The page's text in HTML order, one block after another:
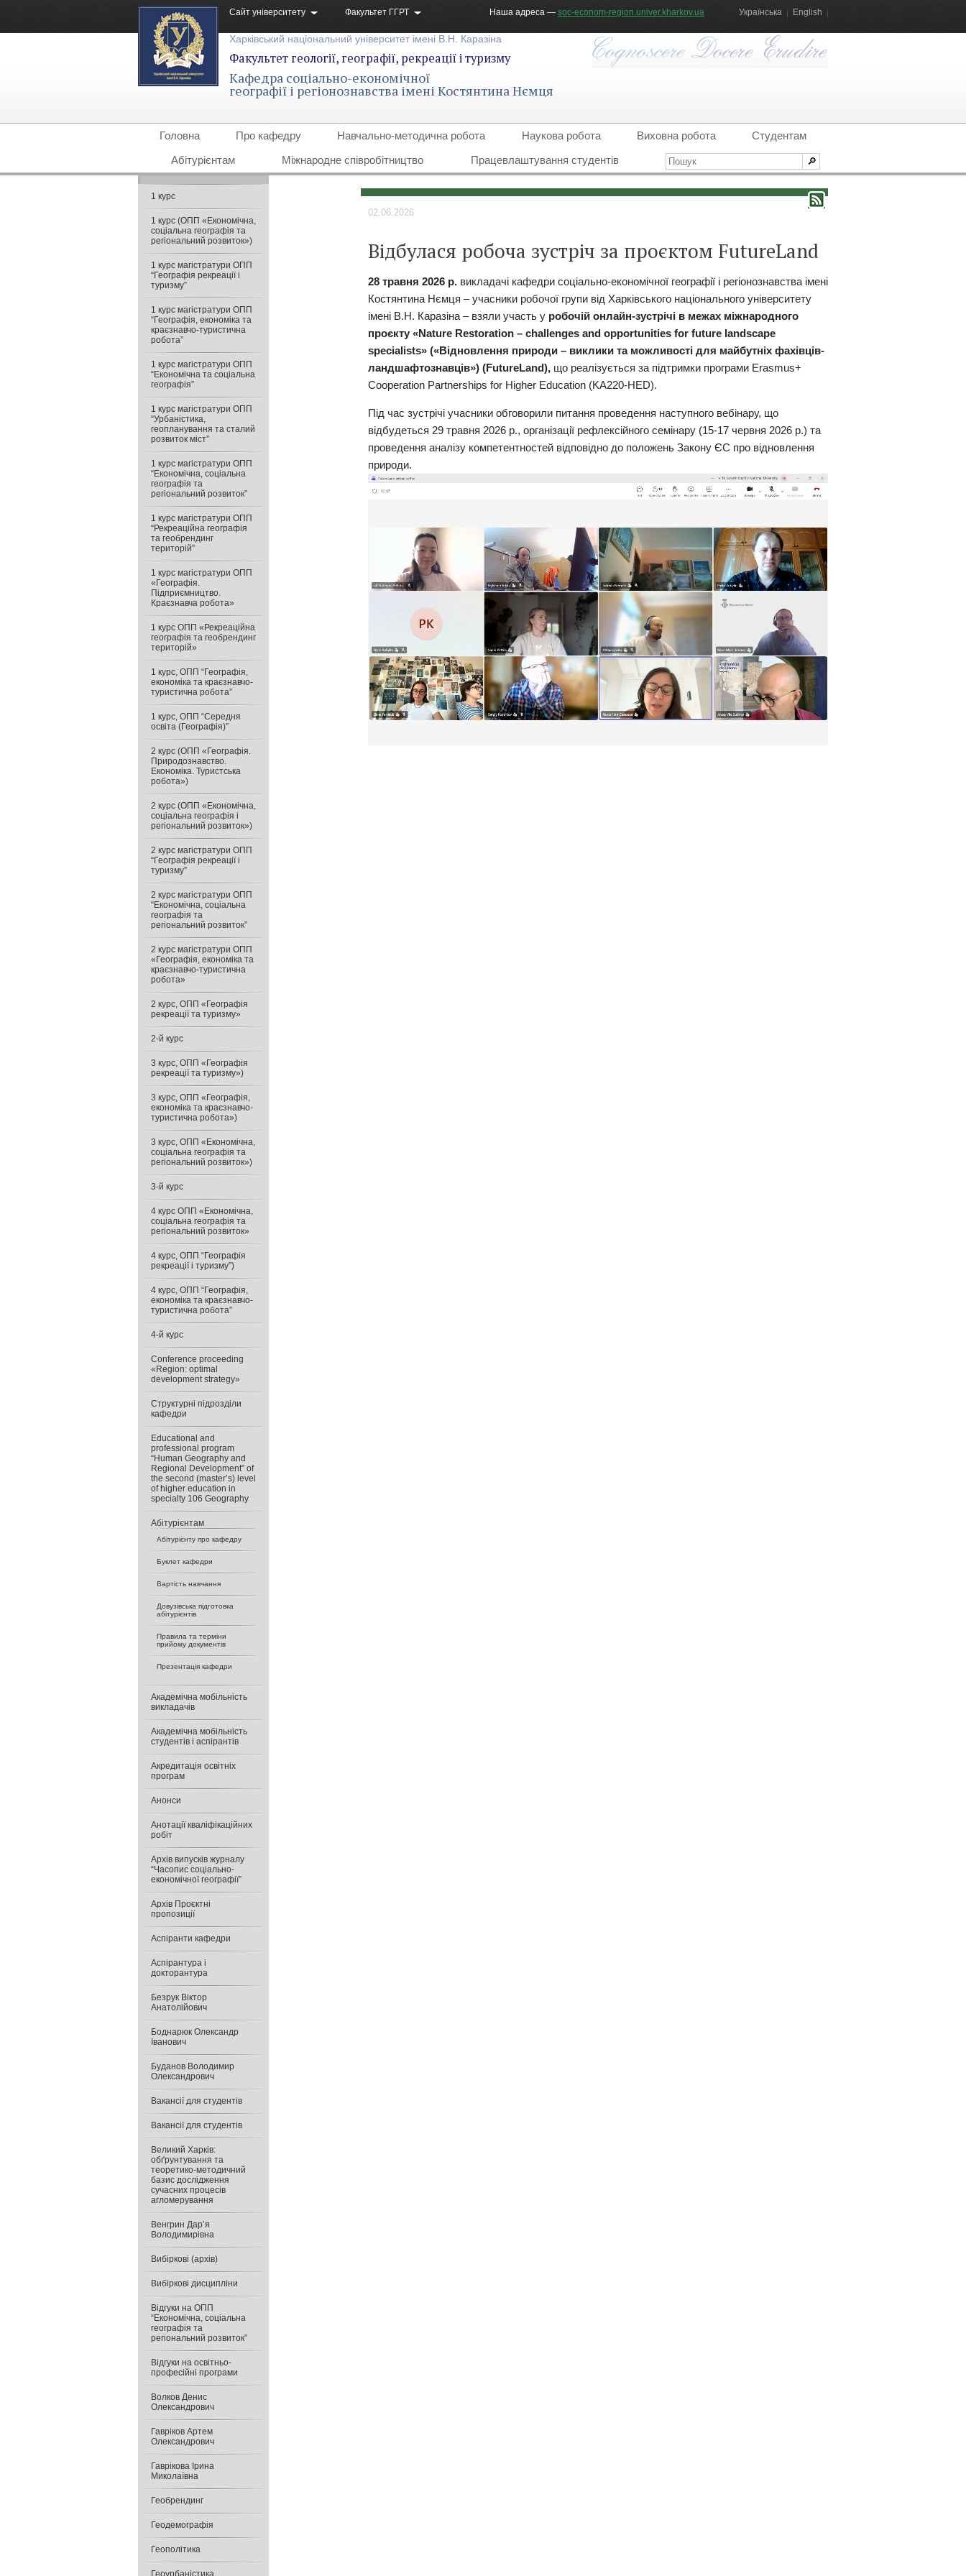
Сайт університету Факультет ГГРТ Українська English
Наша адреса — soc-econom-region.univer.kharkov.ua
Харківський національний університет імені В.Н. Каразіна
Факультет геології, географії, рекреації і туризму
Кафедра соціально-економічної
географії і регіонознавства імені Костянтина Нємця
Головна Про кафедру Навчально-методична робота Наукова робота Виховна робота
Студентам
Абітурієнтам
Міжнародне співробітництво Працевлаштування студентів
02.06.2026
Відбулася робоча зустріч за проєктом FutureLand
28 травня 2026 р. викладачі кафедри соціально-економічної географії і регіонознавства імені
Костянтина Нємця – учасники робочої групи від Харківського національного університету
імені В.Н. Каразіна – взяли участь у робочій онлайн-зустрічі в межах міжнародного
проєкту «Nature Restoration – challenges and opportunities for future landscape
specialists» («Відновлення природи – виклики та можливості для майбутніх фахівців-
ландшафтознавців») (FutureLand), що реалізується за підтримки програми Erasmus+
Cooperation Partnerships for Higher Education (KA220-HED).
Під час зустрічі учасники обговорили питання проведення наступного вебінару, що
відбудеться 29 травня 2026 р., організації рефлексійного семінару (15-17 червня 2026 р.) та
проведення аналізу компетентностей відповідно до положень Закону ЄС про відновлення
природи.
1 курс
1 курс (ОПП «Економічна,
соціальна географія та
регіональний розвиток»)
1 курс магістратури ОПП
“Географія рекреації і
туризму”
1 курс магістратури ОПП
“Географія, економіка та
краєзнавчо-туристична
робота”
1 курс магістратури ОПП
“Економічна та соціальна
географія”
1 курс магістратури ОПП
“Урбаністика,
геопланування та сталий
розвиток міст”
1 курс магістратури ОПП
“Економічна, соціальна
географія та
регіональний розвиток”
1 курс магістратури ОПП
“Рекреаційна географія
та геобрендинг
територій”
1 курс магістратури ОПП
«Географія.
Підприємництво.
Краєзнавча робота»
1 курс ОПП «Рекреаційна
географія та геобрендинг
територій»
1 курс, ОПП “Географія,
економіка та краєзнавчо-
туристична робота”
1 курс, ОПП “Середня
освіта (Географія)”
2 курс (ОПП «Географія.
Природознавство.
Економіка. Туристська
робота»)
2 курс (ОПП «Економічна,
соціальна географія і
регіональний розвиток»)
2 курс магістратури ОПП
“Географія рекреації і
туризму”
2 курс магістратури ОПП
“Економічна, соціальна
географія та
регіональний розвиток”
2 курс магістратури ОПП
«Географія, економіка та
краєзнавчо-туристична
робота»
2 курс, ОПП «Географія
рекреації та туризму»
2-й курс
3 курс, ОПП «Географія
рекреації та туризму»)
3 курс, ОПП «Географія,
економіка та краєзнавчо-
туристична робота»)
3 курс, ОПП «Економічна,
соціальна географія та
регіональний розвиток»)
3-й курс
4 курс ОПП «Економічна,
соціальна географія та
регіональний розвиток»
4 курс, ОПП “Географія
рекреації і туризму”)
4 курс, ОПП “Географія,
економіка та краєзнавчо-
туристична робота”
4-й курс
Conference proceeding
«Region: optimal
development strategy»
Cтруктурні підрозділи
кафедри
Educational and
professional program
“Human Geography and
Regional Development” of
the second (master’s) level
of higher education in
specialty 106 Geography
Абітурієнтам
Абітурієнту про кафедру
Буклет кафедри
Вартість навчання
Довузівська підготовка
абітурієнтів
Правила та терміни
прийому документів
Презентація кафедри
Академічна мобільність
викладачів
Академічна мобільність
студентів і аспірантів
Акредитація освітніх
програм
Анонси
Анотації кваліфікаційних
робіт
Архів випусків журналу
“Часопис соціально-
економічної географії”
Архів Проєктні
пропозиції
Аспіранти кафедри
Аспірантура і
докторантура
Безрук Віктор
Анатолійович
Боднарюк Олександр
Іванович
Буданов Володимир
Олександрович
Вакансії для студентів
Вакансії для студентів
Великий Харків:
обґрунтування та
теоретико-методичний
базис дослідження
сучасних процесів
агломерування
Венгрин Дар’я
Володимирівна
Вибіркові (архів)
Вибіркові дисципліни
Відгуки на ОПП
“Економічна, соціальна
географія та
регіональний розвиток”
Відгуки на освітньо-
професійні програми
Волков Денис
Олександрович
Гавріков Артем
Олександрович
Гаврікова Ірина
Миколаївна
Геобрендинг
Геодемографія
Геополітика
Геоурбаністика